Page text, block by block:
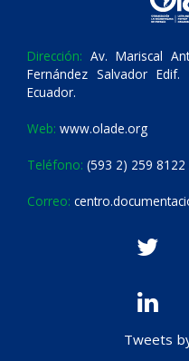
Dirección: Av. Mariscal
Fernández Salvador
Ecuador.
Web: www.olade.org
Teléfono: (593 2) 259
Correo:
Tweets